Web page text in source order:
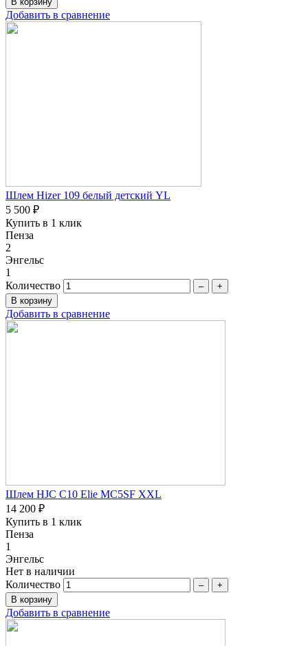
Добавить в сравнение
Шлем Hizer 109 белый детский YL
5 500 ₽
Купить в 1 клик
Пенза
2
Энгельс
1
Количество
– +
Добавить в сравнение
Шлем HJC C10 Elie MC5SF XXL
14 200 ₽
Купить в 1 клик
Пенза
1
Энгельс
Нет в наличии
Количество
– +
Добавить в сравнение